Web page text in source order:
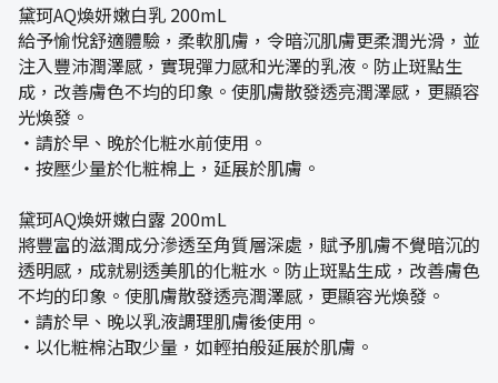
黛珂AQ煥妍嫩白乳 200mL
給予愉悅舒適體驗，柔軟肌膚，令暗沉肌膚更柔潤光滑，並
注入豐沛潤澤感，實現彈力感和光澤的乳液。防止斑點生
成，改善膚色不均的印象。使肌膚散發透亮潤澤感，更顯容
光煥發。
・請於早、晚於化粧水前使用。
・按壓少量於化粧棉上，延展於肌膚。
黛珂AQ煥妍嫩白露 200mL
將豐富的滋潤成分滲透至角質層深處，賦予肌膚不覺暗沉的
透明感，成就剔透美肌的化粧水。防止斑點生成，改善膚色
不均的印象。使肌膚散發透亮潤澤感，更顯容光煥發。
・請於早、晚以乳液調理肌膚後使用。
・以化粧棉沾取少量，如輕拍般延展於肌膚。